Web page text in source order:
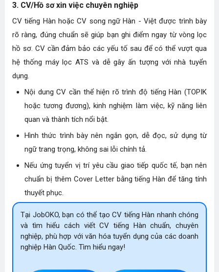
3. CV/Hồ sơ xin việc chuyên nghiệp
CV tiếng Hàn hoặc CV song ngữ Hàn - Việt được trình bày
rõ ràng, đúng chuẩn sẽ giúp bạn ghi điểm ngay từ vòng lọc
hồ sơ. CV cần đảm bảo các yếu tố sau để có thể vượt qua
hệ thống máy lọc ATS và dễ gây ấn tượng với nhà tuyển
dụng.
Nội dung CV cần thể hiện rõ trình độ tiếng Hàn (TOPIK
hoặc tương đương), kinh nghiệm làm việc, kỹ năng liên
quan và thành tích nổi bật.
Hình thức trình bày nên ngắn gọn, dễ đọc, sử dụng từ
ngữ trang trọng, không sai lỗi chính tả.
Nếu ứng tuyển vị trí yêu cầu giao tiếp quốc tế, bạn nên
chuẩn bị thêm Cover Letter bằng tiếng Hàn để tăng tính
thuyết phục.
Tại JobOKO, bạn có thể tạo CV tiếng Hàn nhanh chóng
và tìm hiểu cách viết CV tiếng Hàn chuẩn, chuyên
nghiệp, phù hợp với văn hóa tuyển dụng của các doanh
nghiệp Hàn Quốc. Tìm hiểu ngay!